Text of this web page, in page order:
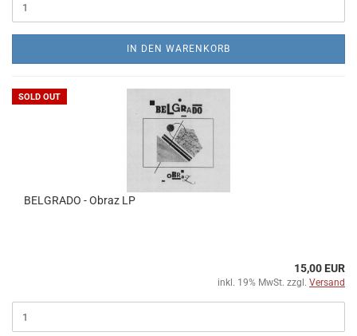
IN DEN WARENKORB
SOLD OUT
BELGRADO - Obraz LP
15,00 EUR
inkl. 19% MwSt. zzgl. Versand